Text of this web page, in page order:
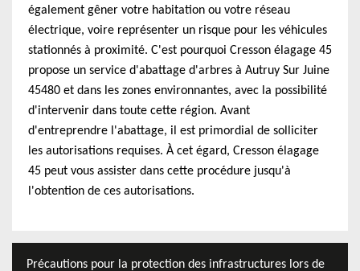
également gêner votre habitation ou votre réseau
électrique, voire représenter un risque pour les véhicules
stationnés à proximité. C'est pourquoi Cresson élagage 45
propose un service d'abattage d'arbres à Autruy Sur Juine
45480 et dans les zones environnantes, avec la possibilité
d'intervenir dans toute cette région. Avant
d'entreprendre l'abattage, il est primordial de solliciter
les autorisations requises. À cet égard, Cresson élagage
45 peut vous assister dans cette procédure jusqu'à
l'obtention de ces autorisations.
Précautions pour la protection des infrastructures lors de